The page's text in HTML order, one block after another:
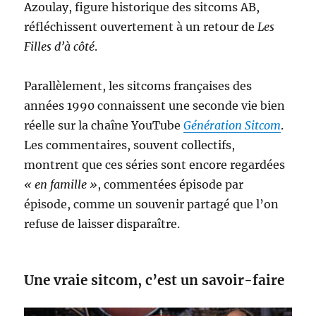
Azoulay, figure historique des sitcoms AB,
réfléchissent ouvertement à un retour deLes
Filles d’à côté.
Parallèlement, les sitcoms françaises des
années 1990 connaissent une seconde vie bien
réelle sur la chaîne YouTubeGénération Sitcom.
Les commentaires, souvent collectifs,
montrent que ces séries sont encore regardées
« en famille », commentées épisode par
épisode, comme un souvenir partagé que l’on
refuse de laisser disparaître.
Une vraie sitcom, c’est un savoir-faire